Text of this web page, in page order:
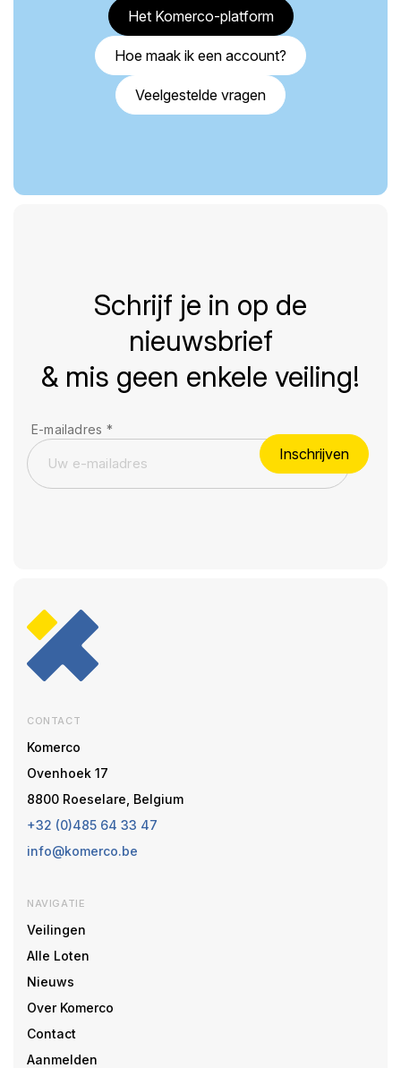
Het Komerco-platform
Hoe maak ik een account?
Veelgestelde vragen
Schrijf je in op de
nieuwsbrief
& mis geen enkele veiling!
E-mailadres *
Inschrijven
CONTACT
Komerco
Ovenhoek 17
8800 Roeselare, Belgium
+32 (0)485 64 33 47
info@komerco.be
NAVIGATIE
Veilingen
Alle Loten
Nieuws
Over Komerco
Contact
Aanmelden